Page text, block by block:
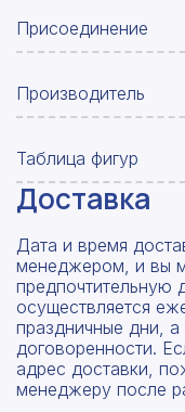
Присоединение
Производитель
Таблица фигур
Доставка
Дата и время
менеджером, и вы
предпочтительную
осуществляется
праздничные дни,
договоренности.
адрес доставки,
менеджеру после